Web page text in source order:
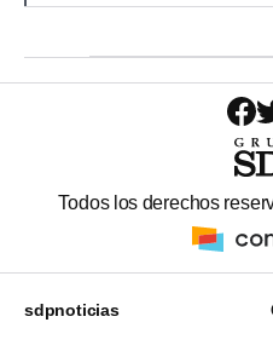
Todos los derechos
sdpnoticias